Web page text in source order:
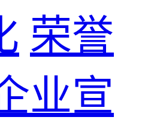
荣誉
业宣